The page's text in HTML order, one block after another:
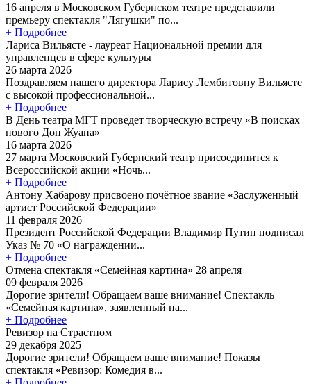
16 апреля в Московском Губернском театре представили
премьеру спектакля "Лягушки" по...
+ Подробнее
Лариса Вильясте - лауреат Национальной премии для
управленцев в сфере культуры
26 марта 2026
Поздравляем нашего директора Ларису Лембитовну Вильясте
с высокой профессиональной...
+ Подробнее
В День театра МГТ проведет творческую встречу «В поисках
нового Дон Жуана»
16 марта 2026
27 марта Московский Губернский театр присоединится к
Всероссийской акции «Ночь...
+ Подробнее
Антону Хабарову присвоено почётное звание «Заслуженный
артист Российской Федерации»
11 февраля 2026
Президент Российской Федерации Владимир Путин подписал
Указ № 70 «О награждении...
+ Подробнее
Отмена спектакля «Семейная картина» 28 апреля
09 февраля 2026
Дорогие зрители! Обращаем ваше внимание! Спектакль
«Семейная картина», заявленный на...
+ Подробнее
Ревизор на Страстном
29 декабря 2025
Дорогие зрители! Обращаем ваше внимание! Показы
спектакля «Ревизор: Комедия в...